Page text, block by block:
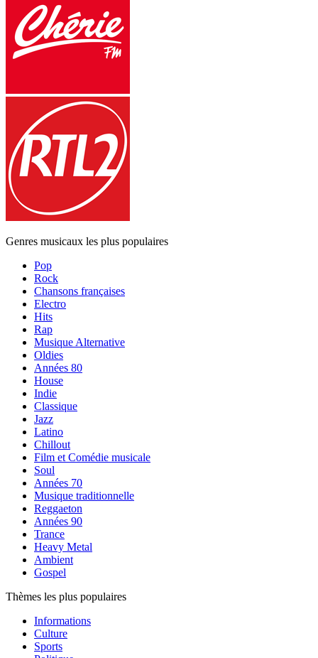
Genres musicaux les plus populaires
Pop
Rock
Chansons françaises
Electro
Hits
Rap
Musique Alternative
Oldies
Années 80
House
Indie
Classique
Jazz
Latino
Chillout
Film et Comédie musicale
Soul
Années 70
Musique traditionnelle
Reggaeton
Années 90
Trance
Heavy Metal
Ambient
Gospel
Thèmes les plus populaires
Informations
Culture
Sports